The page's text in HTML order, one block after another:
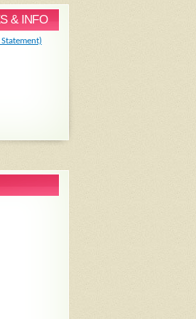
& INFO